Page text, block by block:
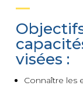
visées :
Connaître les